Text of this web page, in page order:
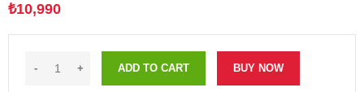
₺10,990
ADD TO CART BUY NOW